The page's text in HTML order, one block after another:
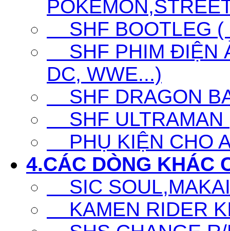
SHF BOOTLEG (
SHF PHIM ĐIỆN
DC, WWE...)
SHF DRAGON
SHF ULTRAMAN
PHỤ KIỆN CHO
4.CÁC DÒNG KHÁC
SIC
KAMEN RIDER